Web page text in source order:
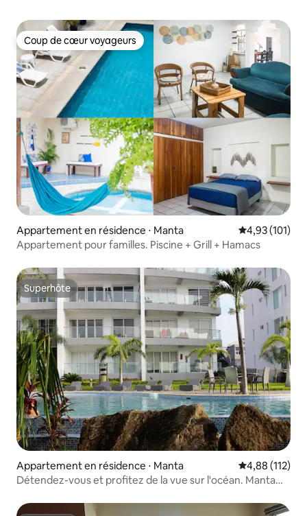
Coup de cœur voyageurs
Coup de cœur voyageurs
Appartement en résidence ⋅ Manta Évaluation
4,93 (101)
Appartement pour familles. Piscine + Grill + Hamacs
Superhôte
Superhôte
Appartement en résidence ⋅ Manta Évaluation
4,88 (112)
Détendez-vous et profitez de la vue sur l'océan. Manta